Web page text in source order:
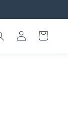
EinloggenWarenkorb